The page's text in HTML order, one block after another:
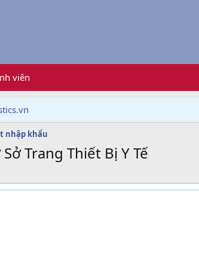
viên
nhập khẩu
Trang Thiết Bị Y Tế